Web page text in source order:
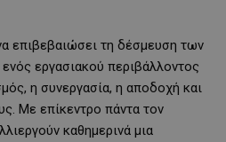
επιβεβαιώσει τη δέσμευση των
εργασιακού περιβάλλοντος
η συνεργασία, η αποδοχή και
Με επίκεντρο πάντα τον
καθημερινά μια